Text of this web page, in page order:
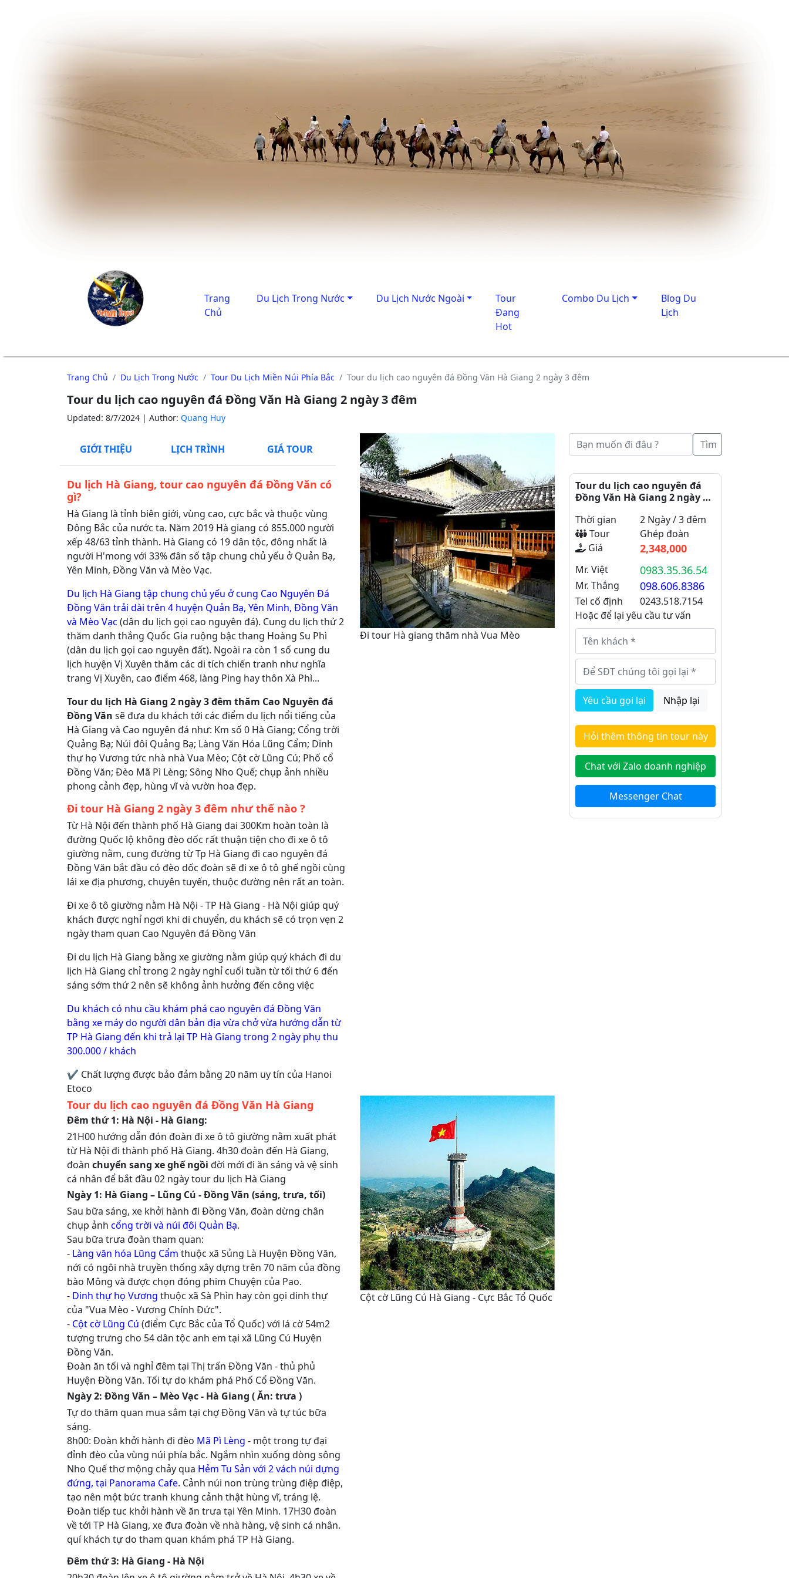
Trang
Chủ
Du Lịch Trong Nước Du Lịch Nước Ngoài
Tour
Đang
Hot
Combo Du Lịch
Blog Du
Lịch
Trang Chủ Du Lịch Trong Nước Tour Du Lịch Miền Núi Phía Bắc Tour du lịch cao nguyên đá Đồng Văn Hà Giang 2 ngày 3 đêm
Tour du lịch cao nguyên đá Đồng Văn Hà Giang 2 ngày 3 đêm
Updated: 8/7/2024 | Author: Quang Huy
GIỚI THIỆU LỊCH TRÌNH GIÁ TOUR
Du lịch Hà Giang, tour cao nguyên đá Đồng Văn có
gì?
Hà Giang là tỉnh biên giới, vùng cao, cực bắc và thuộc vùng
Đông Bắc của nước ta. Năm 2019 Hà giang có 855.000 người
xếp 48/63 tỉnh thành. Hà Giang có 19 dân tộc, đông nhất là
người H'mong với 33% đân số tập chung chủ yếu ở Quản Bạ,
Yên Minh, Đồng Văn và Mèo Vạc.
Du lịch Hà Giang tập chung chủ yếu ở cung Cao Nguyên Đá
Đồng Văn trải dài trên 4 huyện Quản Bạ, Yên Minh, Đồng Văn
và Mèo Vạc (dân du lịch gọi cao nguyên đá). Cung du lịch thứ 2
thăm danh thắng Quốc Gia ruộng bậc thang Hoàng Su Phì
(dân du lịch gọi cao nguyên đất). Ngoài ra còn 1 số cung du
lịch huyện Vị Xuyên thăm các di tích chiến tranh như nghĩa
trang Vị Xuyên, cao điểm 468, làng Ping hay thôn Xà Phì...
Tour du lịch Hà Giang 2 ngày 3 đêm thăm Cao Nguyên đá
Đồng Văn sẽ đưa du khách tới các điểm du lịch nổi tiếng của
Hà Giang và Cao nguyên đá như: Km số 0 Hà Giang; Cổng trời
Quảng Bạ; Núi đôi Quảng Bạ; Làng Văn Hóa Lũng Cẩm; Dinh
thự họ Vương tức nhà nhà Vua Mèo; Cột cờ Lũng Cú; Phố cổ
Đồng Văn; Đèo Mã Pì Lèng; Sông Nho Quế; chụp ảnh nhiều
phong cảnh đẹp, hùng vĩ và vườn hoa đẹp.
Đi tour Hà Giang 2 ngày 3 đêm như thế nào ?
Từ Hà Nội đến thành phố Hà Giang dai 300Km hoàn toàn là
đường Quốc lộ không đèo dốc rất thuận tiện cho đi xe ô tô
giường nằm, cung đường từ Tp Hà Giang đi cao nguyên đá
Đồng Văn bắt đầu có đèo dốc đoàn sẽ đi xe ô tô ghế ngồi cùng
lái xe địa phương, chuyên tuyến, thuộc đường nên rất an toàn.
Đi xe ô tô giường nằm Hà Nội - TP Hà Giang - Hà Nội giúp quý
khách được nghỉ ngơi khi di chuyển, du khách sẽ có trọn vẹn 2
ngày tham quan Cao Nguyên đá Đồng Văn
Đi du lịch Hà Giang bằng xe giường nằm giúp quý khách đi du
lịch Hà Giang chỉ trong 2 ngày nghỉ cuối tuần từ tối thứ 6 đến
sáng sớm thứ 2 nên sẽ không ảnh hưởng đến công việc
Du khách có nhu cầu khám phá cao nguyên đá Đồng Văn
bằng xe máy do người dân bản địa vừa chở vừa hướng dẫn từ
TP Hà Giang đến khi trả lại TP Hà Giang trong 2 ngày phụ thu
300.000 / khách
✔ Chất lượng được bảo đảm bằng 20 năm uy tín của Hanoi
Etoco
Đi tour Hà giang thăm nhà Vua Mèo
Tour du lịch cao nguyên đá Đồng Văn Hà Giang
Đêm thứ 1: Hà Nội - Hà Giang:
21H00 hướng dẫn đón đoàn đi xe ô tô giường nằm xuất phát
từ Hà Nội đi thành phố Hà Giang. 4h30 đoàn đến Hà Giang,
đoàn chuyển sang xe ghế ngồi đời mới đi ăn sáng và vệ sinh
cá nhân để bắt đầu 02 ngày tour du lịch Hà Giang
Ngày 1: Hà Giang – Lũng Cú - Đồng Văn (sáng, trưa, tối)
Sau bữa sáng, xe khởi hành đi Đồng Văn, đoàn dừng chân
chụp ảnh cổng trời và núi đôi Quản Bạ.
Sau bữa trưa đoàn tham quan:
- Làng văn hóa Lũng Cẩm thuộc xã Sủng Là Huyện Đồng Văn,
nới có ngôi nhà truyền thống xây dựng trên 70 năm của đồng
bào Mông và được chọn đóng phim Chuyện của Pao.
- Dinh thự họ Vương thuộc xã Sà Phìn hay còn gọi dinh thự
của "Vua Mèo - Vương Chính Đức".
- Cột cờ Lũng Cú (điểm Cực Bắc của Tổ Quốc) với lá cờ 54m2
tượng trưng cho 54 dân tộc anh em tại xã Lũng Cú Huyện
Đồng Văn.
Đoàn ăn tối và nghỉ đêm tại Thị trấn Đồng Văn - thủ phủ
Huyện Đồng Văn. Tối tự do khám phá Phố Cổ Đồng Văn.
Ngày 2: Đồng Văn – Mèo Vạc - Hà Giang ( Ăn: trưa )
Tự do thăm quan mua sắm tại chợ Đồng Văn và tự túc bữa
sáng.
8h00: Đoàn khởi hành đi đèo Mã Pì Lèng - một trong tự đại
đỉnh đèo của vùng núi phía bắc. Ngắm nhìn xuống dòng sông
Nho Quế thơ mộng chảy qua Hẻm Tu Sản với 2 vách núi dựng
đứng, tại Panorama Cafe. Cảnh núi non trùng trùng điệp điệp,
tạo nên một bức tranh khung cảnh thật hùng vĩ, tráng lệ.
Đoàn tiếp tuc khởi hành về ăn trưa tại Yên Minh. 17H30 đoàn
về tới TP Hà Giang, xe đưa đoàn về nhà hàng, vệ sinh cá nhân.
quí khách tự do tham quan khám phá TP Hà Giang.
Đêm thứ 3: Hà Giang - Hà Nội
Cột cờ Lũng Cú Hà Giang - Cực Bắc Tổ Quốc
Tìm
Tour du lịch cao nguyên đá
Đồng Văn Hà Giang 2 ngày 3
Thời gian
2 Ngày / 3 đêm
Tour
Ghép đoàn
Giá
2,348,000
Mr. Việt 0983.35.36.54
Mr. Thắng 098.606.8386
Tel cố định
0243.518.7154
Hoặc để lại yêu cầu tư vấn
Yêu cầu gọi lại Nhập lại
Hỏi thêm thông tin tour này
Chat với Zalo doanh nghiệp
Messenger Chat